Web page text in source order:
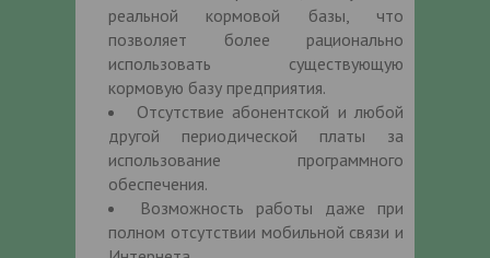
реальной кормовой базы, что
позволяет более рационально
использовать существующую
кормовую базу предприятия.
Отсутствие абонентской и любой
другой периодической платы за
использование программного
обеспечения.
Возможность работы даже при
полном отсутствии мобильной связи и